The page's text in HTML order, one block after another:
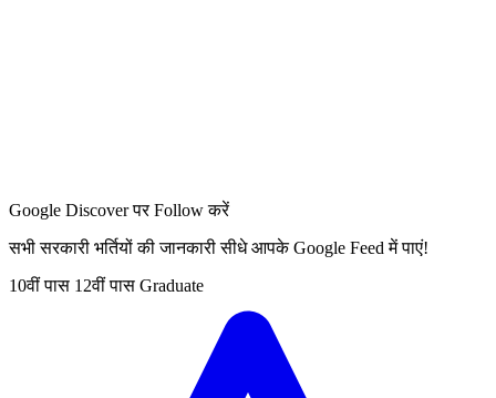
Google Discover पर Follow करें
सभी सरकारी भर्तियों की जानकारी सीधे आपके Google Feed में पाएं!
10वीं पास 12वीं पास Graduate